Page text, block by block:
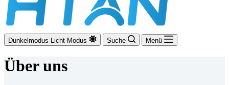
Dunkelmodus Licht-Modus Suche Menü
Über uns